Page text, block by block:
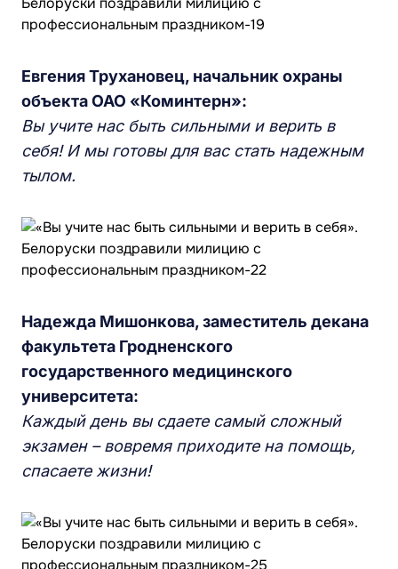
Евгения Трухановец, начальник охраны
объекта ОАО «Коминтерн»:
Вы учите нас быть сильными и верить в
себя! И мы готовы для вас стать надежным
тылом.
Надежда Мишонкова, заместитель декана
факультета Гродненского
государственного медицинского
университета:
Каждый день вы сдаете самый сложный
экзамен – вовремя приходите на помощь,
спасаете жизни!